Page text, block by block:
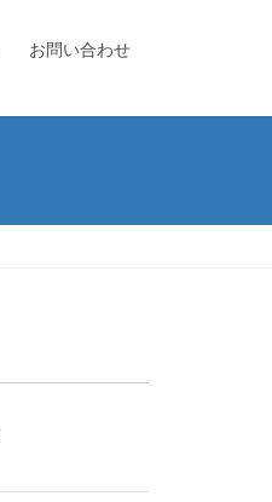
お問い合わせ